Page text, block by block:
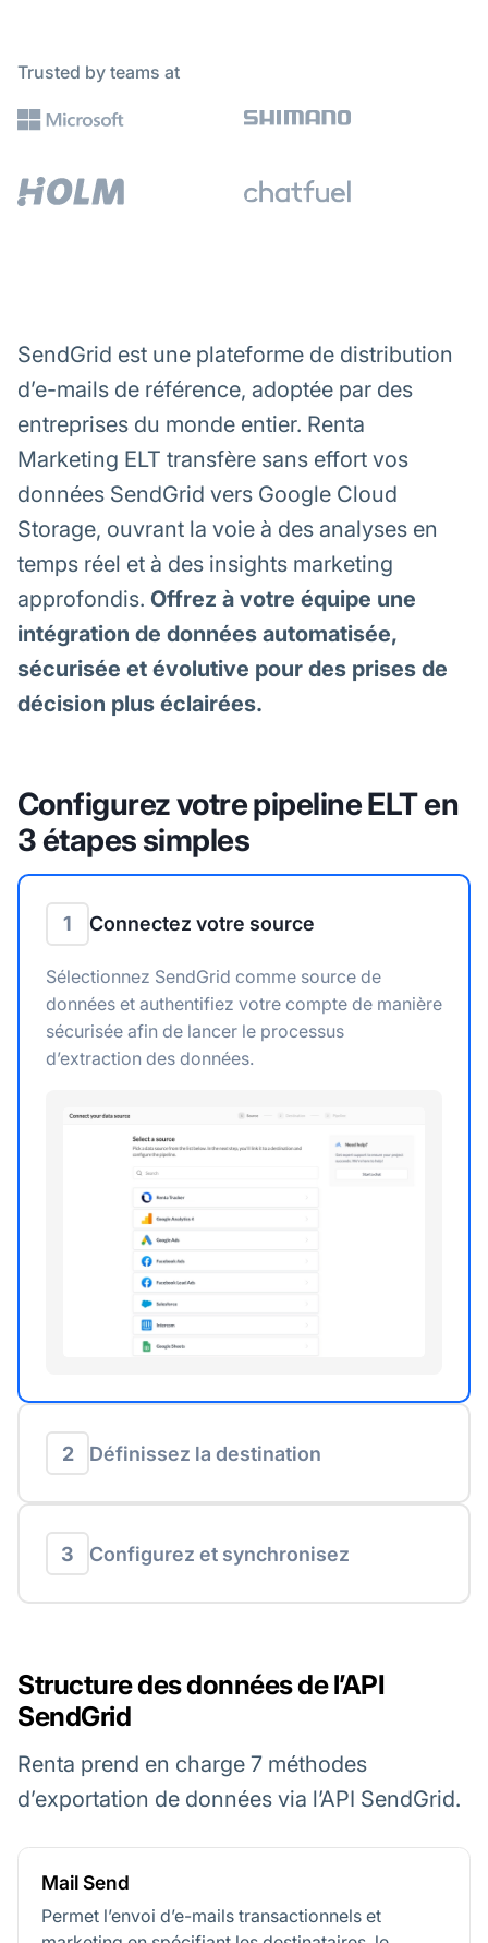
Trusted by teams at
SendGrid est une plateforme de distribution
d’e-mails de référence, adoptée par des
entreprises du monde entier. Renta
Marketing ELT transfère sans effort vos
données SendGrid vers Google Cloud
Storage, ouvrant la voie à des analyses en
temps réel et à des insights marketing
approfondis. Offrez à votre équipe une
intégration de données automatisée,
sécurisée et évolutive pour des prises de
décision plus éclairées.
Configurez votre pipeline ELT en
3 étapes simples
1 Connectez votre source
Sélectionnez SendGrid comme source de
données et authentifiez votre compte de manière
sécurisée afin de lancer le processus
d’extraction des données.
2 Définissez la destination
3 Configurez et synchronisez
Structure des données de l’API
SendGrid
Renta prend en charge 7 méthodes
d’exportation de données via l’API SendGrid.
Mail Send
Permet l’envoi d’e-mails transactionnels et